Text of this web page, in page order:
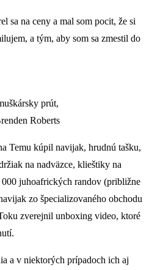
sa na ceny a mal som pocit, že si
a tým, aby som sa zmestil do
prút,
Roberts
Temu kúpil navijak, hrudnú tašku,
na nadväzce, klieštiky na
juhoafrických randov (približne
zo špecializovaného obchodu
zverejnil unboxing video, ktoré
a v niektorých prípadoch ich aj